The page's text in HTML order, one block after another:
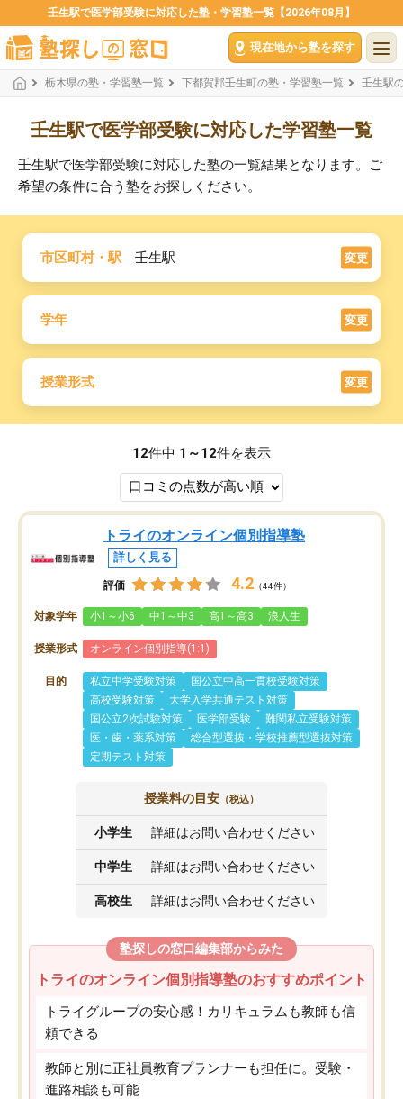
壬生駅で医学部受験に対応した塾・学習塾一覧【2026年08月】
現在地から塾を探す
栃木県の塾・学習塾一覧 下都賀郡壬生町の塾・学習塾一覧 壬生駅
壬生駅で医学部受験に対応した学習塾一覧
壬生駅で医学部受験に対応した塾の一覧結果となります。ご
希望の条件に合う塾をお探しください。
市区町村・駅 壬生駅 変更
学年 変更
授業形式 変更
12件中 1～12件を表示
トライのオンライン個別指導塾
詳しく見る
評価 4.2 （44件）
対象学年 小1～小6 中1～中3 高1～高3 浪人生
授業形式 オンライン個別指導(1:1)
目的 私立中学受験対策
国公立中高一貫校受験対策
高校受験対策
大学入学共通テスト対策
国公立2次試験対策
医学部受験
難関私立受験対策
医・歯・薬系対策
総合型選抜・学校推薦型選抜対策
定期テスト対策
授業料の目安 （税込）
小学生 詳細はお問い合わせください
中学生 詳細はお問い合わせください
高校生 詳細はお問い合わせください
塾探しの窓口編集部からみた
トライのオンライン個別指導塾のおすすめポイント
トライグループの安心感！カリキュラムも教師も信
頼できる
教師と別に正社員教育プランナーも担任に。受験・
進路相談も可能